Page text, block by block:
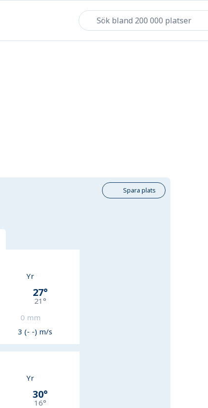
Spara plats
Yr
27°
21 °
0 mm
3 (- -) m/s
Yr
30°
16°